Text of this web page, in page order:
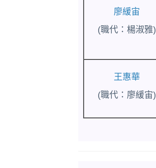
廖緩宙
(職代：楊淑雅)
王惠華
(職代：廖緩宙)